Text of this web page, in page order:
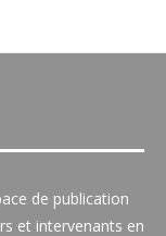
de publication
et intervenants en